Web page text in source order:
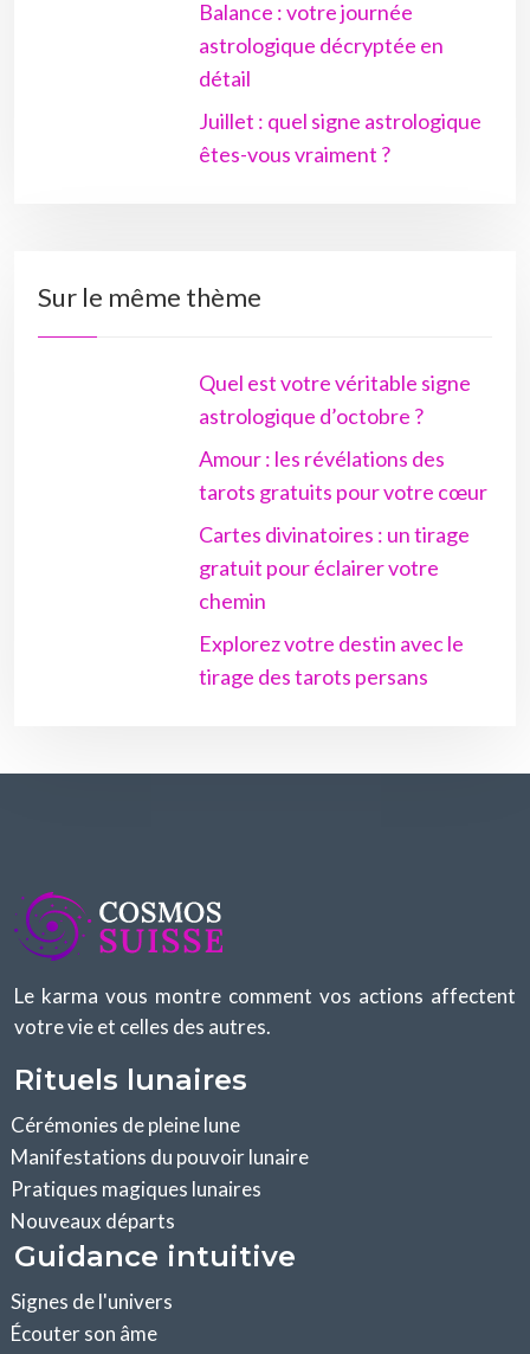
Balance : votre journée
astrologique décryptée en
détail
Juillet : quel signe astrologique
êtes-vous vraiment ?
Sur le même thème
Quel est votre véritable signe
astrologique d’octobre ?
Amour : les révélations des
tarots gratuits pour votre cœur
Cartes divinatoires : un tirage
gratuit pour éclairer votre
chemin
Explorez votre destin avec le
tirage des tarots persans
Le karma vous montre comment vos actions affectent
votre vie et celles des autres.
Rituels lunaires
Cérémonies de pleine lune
Manifestations du pouvoir lunaire
Pratiques magiques lunaires
Nouveaux départs
Guidance intuitive
Signes de l'univers
Écouter son âme